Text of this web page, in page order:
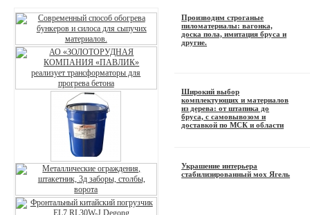
Производим строганые
пиломатериалы: вагонка,
доска пола, имитация бруса и
другие.
Широкий выбор
комплектующих и материалов
из дерева: от штапика до
бруса, с самовывозом и
доставкой по МСК и области
Украшение интерьера
стабилизированный мох Ягель